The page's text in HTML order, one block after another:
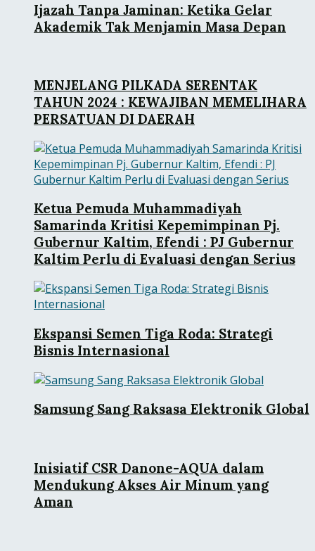
Ijazah Tanpa Jaminan: Ketika Gelar
Akademik Tak Menjamin Masa Depan
MENJELANG PILKADA SERENTAK
TAHUN 2024 : KEWAJIBAN MEMELIHARA
PERSATUAN DI DAERAH
Ketua Pemuda Muhammadiyah
Samarinda Kritisi Kepemimpinan Pj.
Gubernur Kaltim, Efendi : PJ Gubernur
Kaltim Perlu di Evaluasi dengan Serius
Ekspansi Semen Tiga Roda: Strategi
Bisnis Internasional
Samsung Sang Raksasa Elektronik Global
Inisiatif CSR Danone-AQUA dalam
Mendukung Akses Air Minum yang
Aman